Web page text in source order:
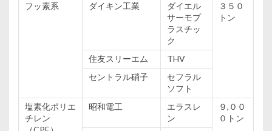
フッ素系 ダイキン工業
ダイエル
サーモプ
ラスチッ
ク
３５０
トン
住友スリーエム
THV
セントラル硝子
セフラル
ソフト
塩素化ポリエ
チレン
昭和電工
エラスレ
ン
９,００
０トン